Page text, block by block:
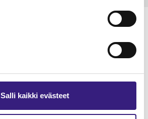
Salli kaikki evästeet
näytenumero
TILAA TÄSTÄ